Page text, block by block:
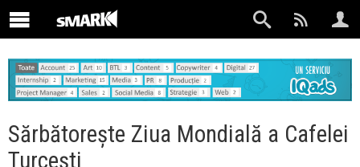
Sărbătorește Ziua Mondială a Cafelei
Turcești